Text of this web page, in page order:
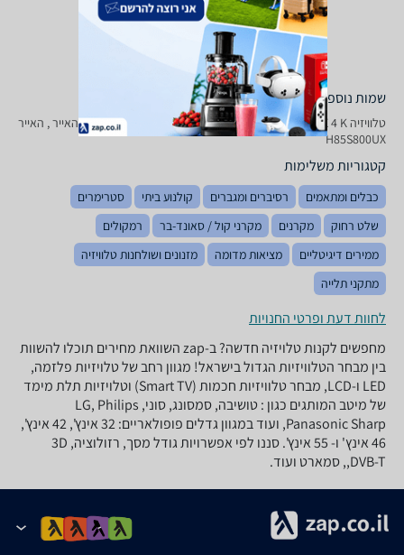
שמות נוספים לדגם
טלוויזיה Haier H 85 S 800 UX 4 K ‏ 85 ‏אינטש האייר, H85S800UX האייר , האייר
H85S800UX
קטגוריות משלימות
כבלים ומתאמים רסיברים ומגברים קולנוע ביתי
סטרימרים
שלט רחוק
מקרנים מקרני קול / סאונד-בר
רמקולים
ממירים דיגיטליים
מציאות מדומה
מזנונים ושולחנות טלוויזיה
מתקני תלייה
לחוות דעת ופרטי החנויות
מחפשים לקנות טלויזיה חדשה? ב-zap השוואת מחירים תוכלו להשוות
בין מבחר הטלוויזיות הגדול בישראל! מגוון רחב של טלויזיות פלזמה,
LED ו-LCD, מבחר טלוויזיות חכמות (Smart TV) וטלויזיות תלת מימד
של מיטב המותגים כגון : טושיבה, סמסונג, סוני, LG, Philips
,Panasonic Sharp ועוד במגוון גדלים פופולאריים: 32 אינץ', 42 אינץ',
46 אינץ' ו- 55 אינץ'. סננו לפי אפשרויות גודל מסך, רזולוציה, 3D
,DVB-T, סמארט ועוד.